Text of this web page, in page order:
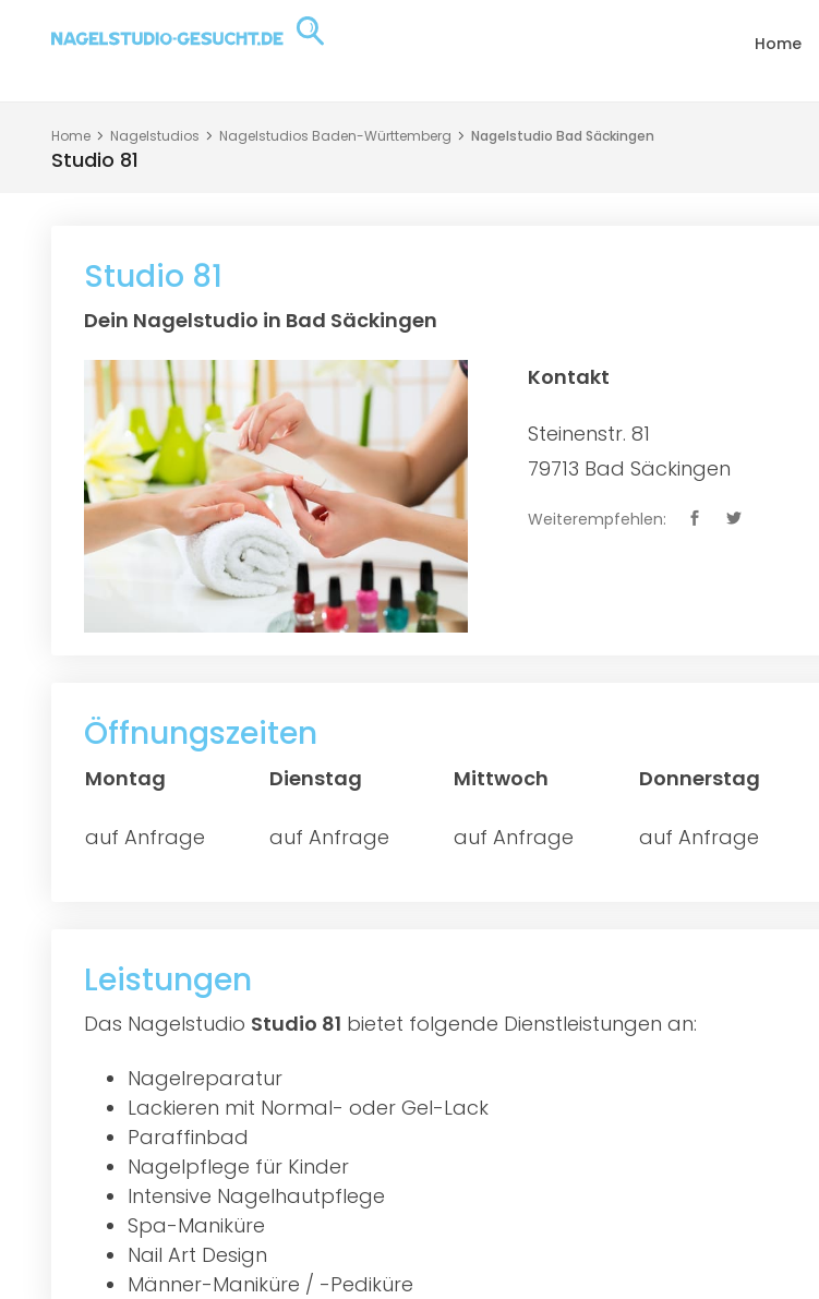
Home
Home Nagelstudios Nagelstudios Baden-Württemberg Nagelstudio Bad Säckingen
Studio 81
Studio 81
Dein Nagelstudio in Bad Säckingen
Kontakt
Steinenstr. 81
79713 Bad Säckingen
Weiterempfehlen:
Öffnungszeiten
Montag Dienstag Mittwoch Donnerstag
auf Anfrage auf Anfrage auf Anfrage auf Anfrage
Leistungen
Das Nagelstudio Studio 81 bietet folgende Dienstleistungen an:
Nagelreparatur
Lackieren mit Normal- oder Gel-Lack
Paraffinbad
Nagelpflege für Kinder
Intensive Nagelhautpflege
Spa-Maniküre
Nail Art Design
Männer-Maniküre / -Pediküre